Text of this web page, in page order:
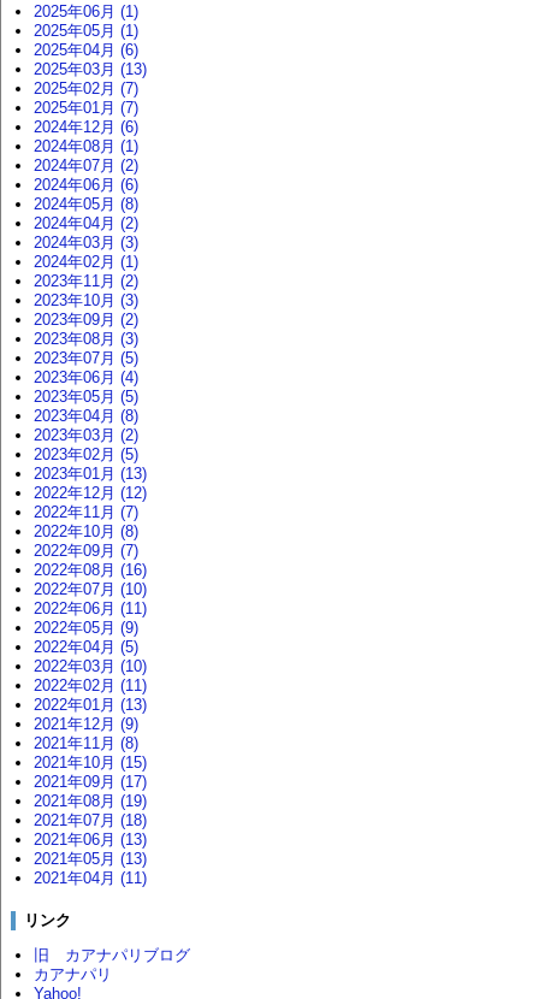
2025年06月 (1)
2025年05月 (1)
2025年04月 (6)
2025年03月 (13)
2025年02月 (7)
2025年01月 (7)
2024年12月 (6)
2024年08月 (1)
2024年07月 (2)
2024年06月 (6)
2024年05月 (8)
2024年04月 (2)
2024年03月 (3)
2024年02月 (1)
2023年11月 (2)
2023年10月 (3)
2023年09月 (2)
2023年08月 (3)
2023年07月 (5)
2023年06月 (4)
2023年05月 (5)
2023年04月 (8)
2023年03月 (2)
2023年02月 (5)
2023年01月 (13)
2022年12月 (12)
2022年11月 (7)
2022年10月 (8)
2022年09月 (7)
2022年08月 (16)
2022年07月 (10)
2022年06月 (11)
2022年05月 (9)
2022年04月 (5)
2022年03月 (10)
2022年02月 (11)
2022年01月 (13)
2021年12月 (9)
2021年11月 (8)
2021年10月 (15)
2021年09月 (17)
2021年08月 (19)
2021年07月 (18)
2021年06月 (13)
2021年05月 (13)
2021年04月 (11)
リンク
旧 カアナパリブログ
カアナパリ
Yahoo!